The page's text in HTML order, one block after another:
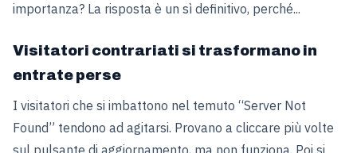
importanza? La risposta è un sì definitivo, perché...
Visitatori contrariati si trasformano in
entrate perse
I visitatori che si imbattono nel temuto “Server Not
Found” tendono ad agitarsi. Provano a cliccare più volte
sul pulsante di aggiornamento, ma non funziona. Poi si